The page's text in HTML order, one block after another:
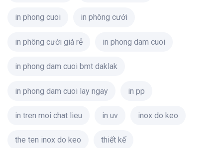
in phong cuoi in phông cưới
in phông cưới giá rẻ in phong dam cuoi
in phong dam cuoi bmt daklak
in phong dam cuoi lay ngay in pp
in tren moi chat lieu in uv inox do keo
the ten inox do keo thiết kế